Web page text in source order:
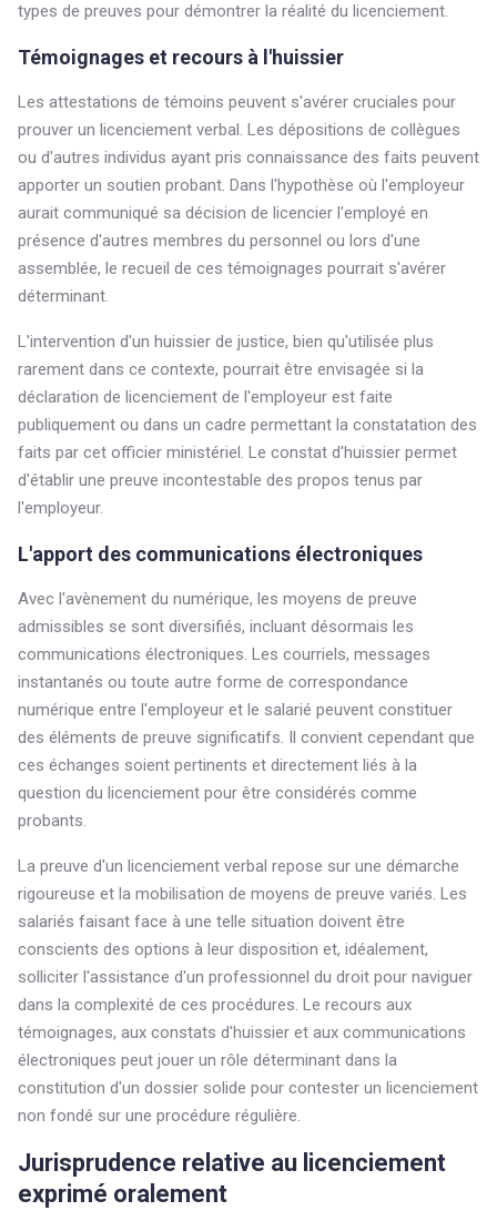
types de preuves pour démontrer la réalité du licenciement.
Témoignages et recours à l'huissier
Les attestations de témoins peuvent s'avérer cruciales pour
prouver un licenciement verbal. Les dépositions de collègues
ou d'autres individus ayant pris connaissance des faits peuvent
apporter un soutien probant. Dans l'hypothèse où l'employeur
aurait communiqué sa décision de licencier l'employé en
présence d'autres membres du personnel ou lors d'une
assemblée, le recueil de ces témoignages pourrait s'avérer
déterminant.
L'intervention d'un huissier de justice, bien qu'utilisée plus
rarement dans ce contexte, pourrait être envisagée si la
déclaration de licenciement de l'employeur est faite
publiquement ou dans un cadre permettant la constatation des
faits par cet officier ministériel. Le constat d'huissier permet
d'établir une preuve incontestable des propos tenus par
l'employeur.
L'apport des communications électroniques
Avec l'avènement du numérique, les moyens de preuve
admissibles se sont diversifiés, incluant désormais les
communications électroniques. Les courriels, messages
instantanés ou toute autre forme de correspondance
numérique entre l'employeur et le salarié peuvent constituer
des éléments de preuve significatifs. Il convient cependant que
ces échanges soient pertinents et directement liés à la
question du licenciement pour être considérés comme
probants.
La preuve d'un licenciement verbal repose sur une démarche
rigoureuse et la mobilisation de moyens de preuve variés. Les
salariés faisant face à une telle situation doivent être
conscients des options à leur disposition et, idéalement,
solliciter l'assistance d'un professionnel du droit pour naviguer
dans la complexité de ces procédures. Le recours aux
témoignages, aux constats d'huissier et aux communications
électroniques peut jouer un rôle déterminant dans la
constitution d'un dossier solide pour contester un licenciement
non fondé sur une procédure régulière.
Jurisprudence relative au licenciement
exprimé oralement